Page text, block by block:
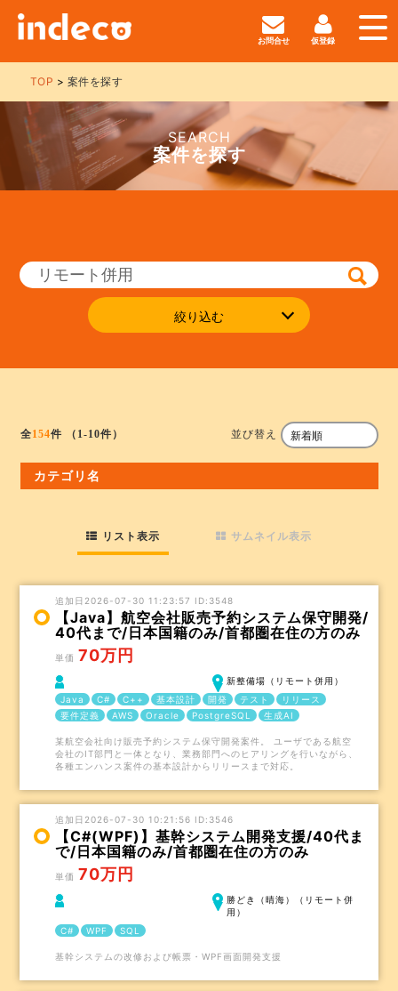
お問合せ 仮登録
TOP 案件を探す
SEARCH
案件を探す
絞り込む
全154件 （1-10件） 並び替え
カテゴリ名
リスト表示 サムネイル表示
追加日2026-07-30 11:23:57 ID:3548
【Java】航空会社販売予約システム保守開発/
40代まで/日本国籍のみ/首都圏在住の方のみ
単価 70万円
新整備場（リモート併用）
Java
C# C++ 基本設計 開発 テスト
リリース
要件定義
AWS Oracle PostgreSQL 生成AI
某航空会社向け販売予約システム保守開発案件。 ユーザである航空
会社のIT部門と一体となり、業務部門へのヒアリングを行いながら、
各種エンハンス案件の基本設計からリリースまで対応。
追加日2026-07-30 10:21:56 ID:3546
【C#(WPF)】基幹システム開発支援/40代ま
で/日本国籍のみ/首都圏在住の方のみ
単価 70万円
勝どき（晴海）（リモート併
用）
C#
WPF SQL
基幹システムの改修および帳票・WPF画面開発支援